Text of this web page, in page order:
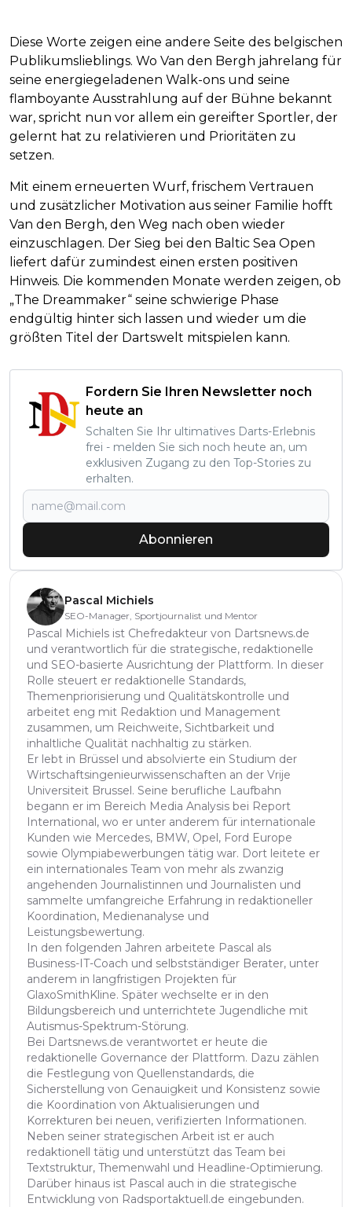
Diese Worte zeigen eine andere Seite des belgischen
Publikumslieblings. Wo Van den Bergh jahrelang für
seine energiegeladenen Walk-ons und seine
flamboyante Ausstrahlung auf der Bühne bekannt
war, spricht nun vor allem ein gereifter Sportler, der
gelernt hat zu relativieren und Prioritäten zu
setzen.
Mit einem erneuerten Wurf, frischem Vertrauen
und zusätzlicher Motivation aus seiner Familie hofft
Van den Bergh, den Weg nach oben wieder
einzuschlagen. Der Sieg bei den Baltic Sea Open
liefert dafür zumindest einen ersten positiven
Hinweis. Die kommenden Monate werden zeigen, ob
„The Dreammaker“ seine schwierige Phase
endgültig hinter sich lassen und wieder um die
größten Titel der Dartswelt mitspielen kann.
Fordern Sie Ihren Newsletter noch
heute an
Schalten Sie Ihr ultimatives Darts-Erlebnis
frei - melden Sie sich noch heute an, um
exklusiven Zugang zu den Top-Stories zu
erhalten.
Abonnieren
Pascal Michiels
SEO-Manager, Sportjournalist und Mentor
Pascal Michiels ist Chefredakteur von Dartsnews.de
und verantwortlich für die strategische, redaktionelle
und SEO-basierte Ausrichtung der Plattform. In dieser
Rolle steuert er redaktionelle Standards,
Themenpriorisierung und Qualitätskontrolle und
arbeitet eng mit Redaktion und Management
zusammen, um Reichweite, Sichtbarkeit und
inhaltliche Qualität nachhaltig zu stärken.
Er lebt in Brüssel und absolvierte ein Studium der
Wirtschaftsingenieurwissenschaften an der Vrije
Universiteit Brussel. Seine berufliche Laufbahn
begann er im Bereich Media Analysis bei Report
International, wo er unter anderem für internationale
Kunden wie Mercedes, BMW, Opel, Ford Europe
sowie Olympiabewerbungen tätig war. Dort leitete er
ein internationales Team von mehr als zwanzig
angehenden Journalistinnen und Journalisten und
sammelte umfangreiche Erfahrung in redaktioneller
Koordination, Medienanalyse und
Leistungsbewertung.
In den folgenden Jahren arbeitete Pascal als
Business-IT-Coach und selbstständiger Berater, unter
anderem in langfristigen Projekten für
GlaxoSmithKline. Später wechselte er in den
Bildungsbereich und unterrichtete Jugendliche mit
Autismus-Spektrum-Störung.
Bei Dartsnews.de verantwortet er heute die
redaktionelle Governance der Plattform. Dazu zählen
die Festlegung von Quellenstandards, die
Sicherstellung von Genauigkeit und Konsistenz sowie
die Koordination von Aktualisierungen und
Korrekturen bei neuen, verifizierten Informationen.
Neben seiner strategischen Arbeit ist er auch
redaktionell tätig und unterstützt das Team bei
Textstruktur, Themenwahl und Headline-Optimierung.
Darüber hinaus ist Pascal auch in die strategische
Entwicklung von Radsportaktuell.de eingebunden.